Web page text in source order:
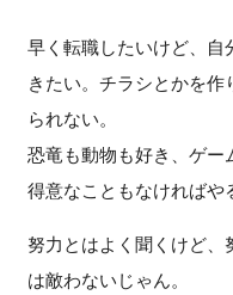
早く転職したいけど、自
きたい。チラシとかを
られない。
恐竜も動物も好き、ゲー
得意なこともなければや
努力とはよく聞くけど、
は敵わないじゃん。